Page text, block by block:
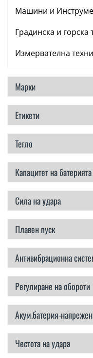
Машини и
Градинска и горска
Измервателна
Аксесоари
Консумативи
Ръчни инструменти
Резервни части
Марки
Етикети
Тегло
Капацитет на батерията
Сила на удара
Плавен пуск
Антивибрационна
Регулиране на обороти
Акум.батерия-
Честота на удара